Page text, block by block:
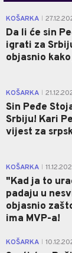
KOŠARKA
Da li će sin
igrati za
objasnio
KOŠARKA
Sin Peđe
Srbiju! Kari
vijest za
KOŠARKA
"Kad ja to
padaju u
objasnio
ima MVP-a!
KOŠARKA